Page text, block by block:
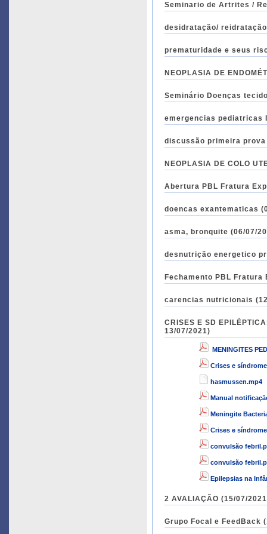
Seminario de Artrites /
prematuridade e seus
NEOPLASIA DE
Seminário Doenças
emergencias pediatricas
NEOPLASIA DE COLO
Abertura PBL Fratura
doencas exantematicas
asma,
Fechamento PBL Fratura
carencias nutricionais
CRISES E SD
13/07/2021)
MENINGITES
Crises e
hasmussen.mp4
Manual
Meningite
Crises e
convulsão
convulsão
Epilepsias na
2 AVALIAÇÃO
Grupo Focal e FeedBack